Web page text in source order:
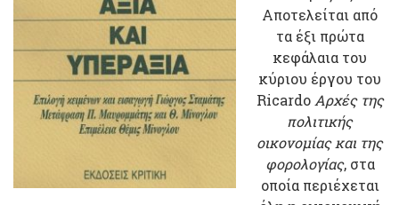
Αποτελείται από
τα έξι πρώτα
κεφάλαια του
κύριου έργου του
RicardoΑρχές της
πολιτικής
οικονομίας και της
φορολογίας, στα
οποία περιέχεται